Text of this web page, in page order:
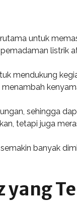
untuk
listrik
mendukung
sehingga
tetapi juga
banyak
yang